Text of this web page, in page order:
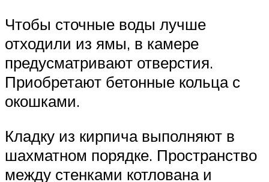
Чтобы сточные воды лучше
отходили из ямы, в камере
предусматривают отверстия.
Приобретают бетонные кольца с
окошками.
Кладку из кирпича выполняют в
шахматном порядке. Пространство
между стенками котлована и